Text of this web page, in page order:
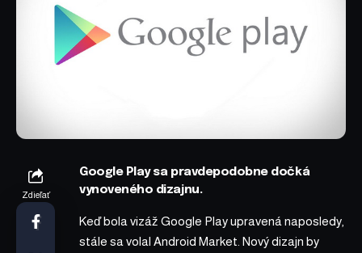
Zdieľať
Google Play sa pravdepodobne dočká
vynoveného dizajnu.
Keď bola vizáž Google Play upravená naposledy,
stále sa volal Android Market. Nový dizajn by